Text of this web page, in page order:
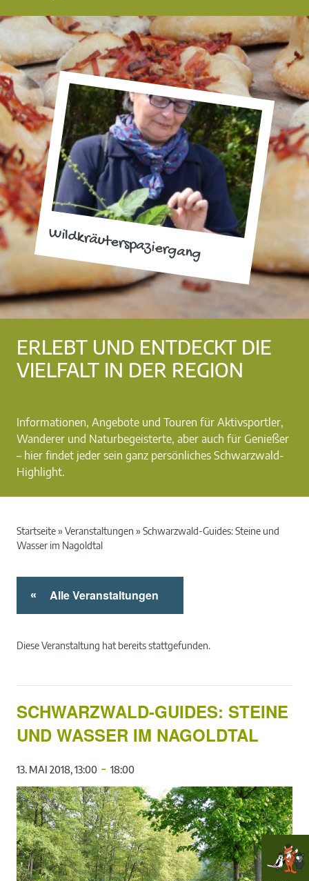
Wildkräuterspaziergang
ERLEBT UND ENTDECKT DIE
VIELFALT IN DER REGION
Informationen, Angebote und Touren für Aktivsportler,
Wanderer und Naturbegeisterte, aber auch für Genießer
– hier findet jeder sein ganz persönliches Schwarzwald-
Highlight.
Startseite» Veranstaltungen » Schwarzwald-Guides: Steine und
Wasser im Nagoldtal
« Alle Veranstaltungen
Diese Veranstaltung hat bereits stattgefunden.
SCHWARZWALD-GUIDES: STEINE
UND WASSER IM NAGOLDTAL
13. MAI 2018, 13:00 - 18:00